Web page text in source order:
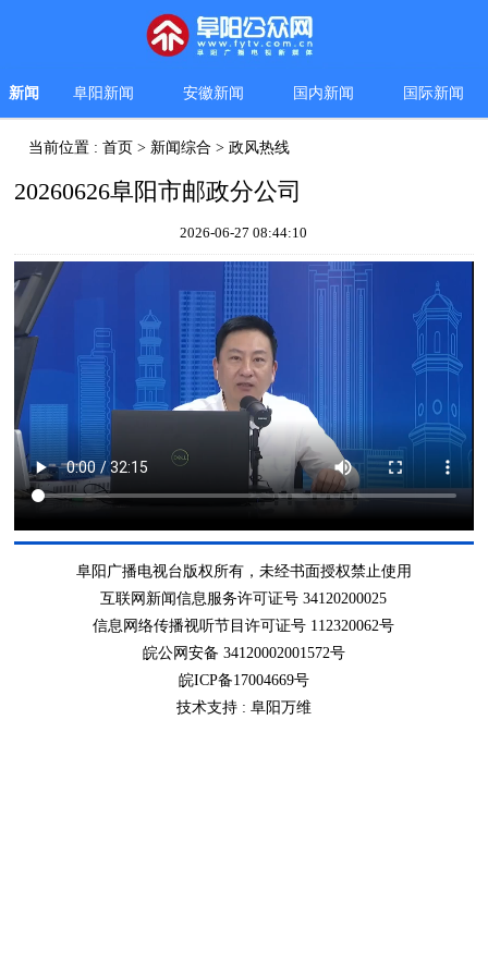
新闻 阜阳新闻 安徽新闻 国内新闻 国际新闻
当前位置 :首页 > 新闻综合 >政风热线
20260626阜阳市邮政分公司
2026-06-27 08:44:10
阜阳广播电视台版权所有，未经书面授权禁止使用
互联网新闻信息服务许可证号 34120200025
信息网络传播视听节目许可证号 112320062号
皖公网安备 34120002001572号
皖ICP备17004669号
技术支持 : 阜阳万维